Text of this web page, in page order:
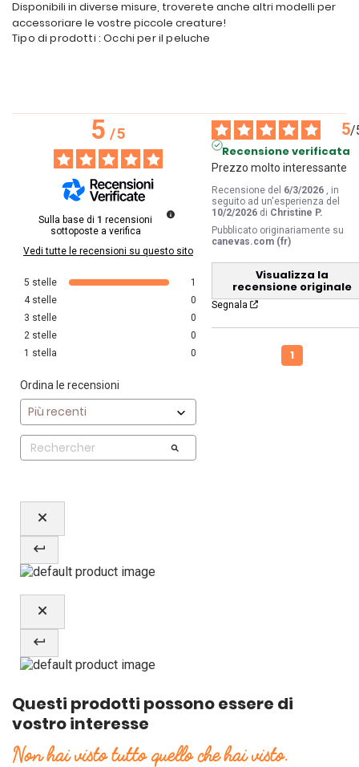
Disponibili in diverse misure, troverete anche altri modelli per
accessoriare le vostre piccole creature!
Tipo di prodotti : Occhi per il peluche
5/5
Sulla base di 1 recensioni
sottoposte a verifica
Vedi tutte le recensioni su questo sito
5 stelle
1
4 stelle
0
3 stelle
0
2 stelle
0
1 stella 0
Ordina le recensioni
5/
Recensione verificata
Prezzo molto interessante
Recensione del 6/3/2026
, in
seguito ad un'esperienza del
10/2/2026 di Christine P.
Pubblicato originariamente su
canevas.com (fr)
Visualizza la
recensione originale
Segnala
1
Questi prodotti possono essere di
vostro interesse
Non hai visto tutto quello che hai visto.